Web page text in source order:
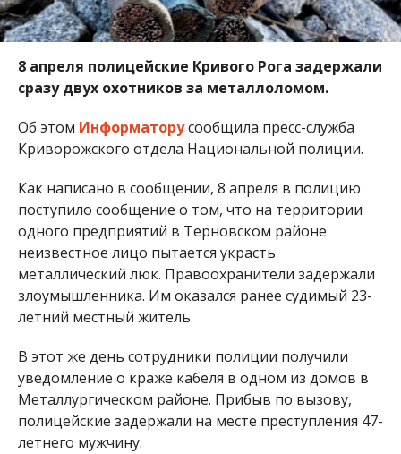
8 апреля полицейские Кривого Рога задержали
сразу двух охотников за металлоломом.
Об этом Информаторусообщила пресс-служба
Криворожского отдела Национальной полиции.
Как написано в сообщении, 8 апреля в полицию
поступило сообщение о том, что на территории
одного предприятий в Терновском районе
неизвестное лицо пытается украсть
металлический люк. Правоохранители задержали
злоумышленника. Им оказался ранее судимый 23-
летний местный житель.
В этот же день сотрудники полиции получили
уведомление о краже кабеля в одном из домов в
Металлургическом районе. Прибыв по вызову,
полицейские задержали на месте преступления 47-
летнего мужчину.